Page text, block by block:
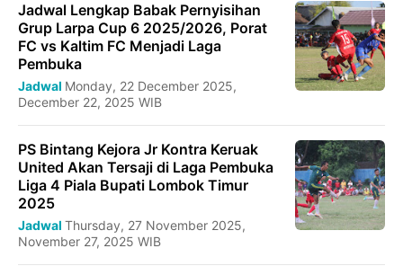
Jadwal Lengkap Babak Pernyisihan
Grup Larpa Cup 6 2025/2026, Porat
FC vs Kaltim FC Menjadi Laga
Pembuka
Jadwal Monday, 22 December 2025,
December 22, 2025 WIB
PS Bintang Kejora Jr Kontra Keruak
United Akan Tersaji di Laga Pembuka
Liga 4 Piala Bupati Lombok Timur
2025
Jadwal Thursday, 27 November 2025,
November 27, 2025 WIB